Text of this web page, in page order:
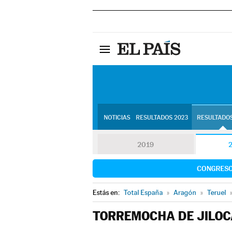
NOTICIAS RESULTADOS 2023
2019
Estás en: Total España » Aragón » Teruel »
TORREMOCHA DE